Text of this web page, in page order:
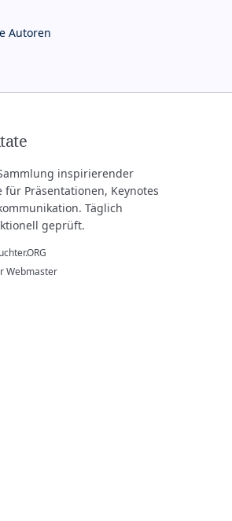
Autoren
inspirierender
für Präsentationen, Keynotes
Täglich
geprüft.
Webmaster